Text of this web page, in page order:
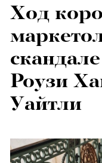
Ход
Роузи
Уайтли